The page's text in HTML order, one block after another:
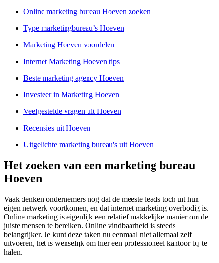
Online marketing bureau Hoeven zoeken
Type marketingbureau’s Hoeven
Marketing Hoeven voordelen
Internet Marketing Hoeven tips
Beste marketing agency Hoeven
Investeer in Marketing Hoeven
Veelgestelde vragen uit Hoeven
Recensies uit Hoeven
Uitgelichte marketing bureau's uit Hoeven
Het zoeken van een marketing bureau
Hoeven
Vaak denken ondernemers nog dat de meeste leads toch uit hun
eigen netwerk voortkomen, en dat internet marketing overbodig is.
Online marketing is eigenlijk een relatief makkelijke manier om de
juiste mensen te bereiken. Online vindbaarheid is steeds
belangrijker. Je kunt deze taken nu eenmaal niet allemaal zelf
uitvoeren, het is wenselijk om hier een professioneel kantoor bij te
halen.